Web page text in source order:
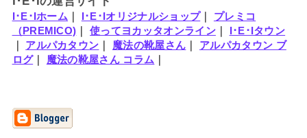
I･E･Iホーム I･E･Iオリジナルショップ｜ プレミコ
（PREMICO) ｜使ってヨカッタオンライン｜ I･E･Iタウン
アルパカタウン 魔法の靴屋さん
アルパカタウン ブ
ログ｜ 魔法の靴屋さん コラム